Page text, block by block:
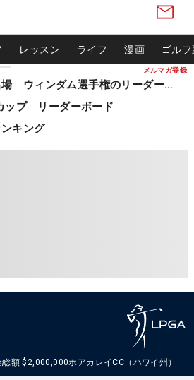
メルマガ登録
レッスン ライフ 漫画 ゴル
松山英樹ら出場 ウィンダム選手権のリーダーボード
ップ リーダーボード
キング
総額 $2,000,000ホアカレイCC（ハワイ州）